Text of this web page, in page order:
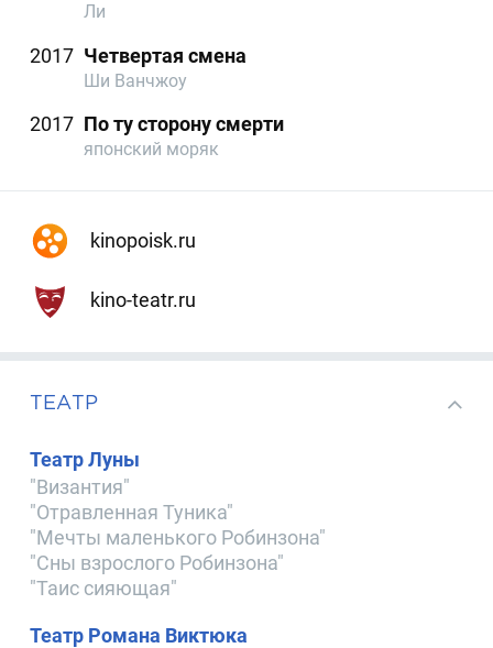
Ли
2017 Четвертая смена
Ши Ванчжоу
2017 По ту сторону смерти
японский моряк
kinopoisk.ru
kino-teatr.ru
ТЕАТР
Театр Луны
"Византия"
"Отравленная Туника"
"Мечты маленького Робинзона"
"Сны взрослого Робинзона"
"Таис сияющая"
Театр Романа Виктюка